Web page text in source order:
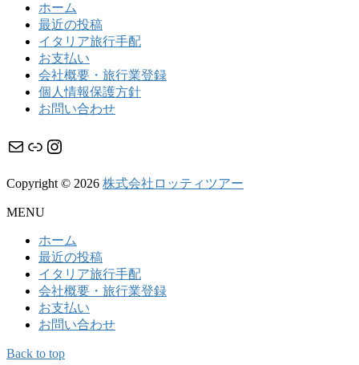
ホーム
最近の投稿
イタリア旅行手配
お支払い
会社概要・旅行業登録
個人情報保護方針
お問い合わせ
メール リンク Instagram
Copyright © 2026 株式会社ロッティツアー
MENU
ホーム
最近の投稿
イタリア旅行手配
会社概要・旅行業登録
お支払い
お問い合わせ
Back to top